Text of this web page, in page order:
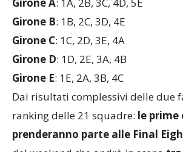
Dai risultati complessivi delle due
ranking delle 21 squadre:
le prime
prenderanno parte alle Final Eight